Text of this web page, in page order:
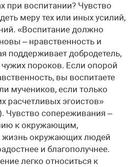
при воспитании? Чувство
меру тех или иных усилий,
«Воспитание должно
– нравственность и
поддерживает добродетель,
пороков. Если опорой
вы воспитаете
мучеников, если только
расчетливых эгоистов»
сопереживания –
к окружающим,
жизнь окружающих людей
и благополучнее.
легко относиться к